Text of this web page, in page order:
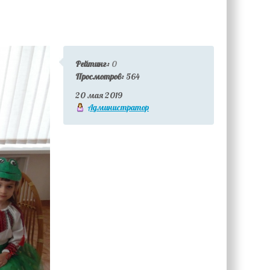
Рейтинг: 0
Просмотров: 564
20 мая 2019
Администратор